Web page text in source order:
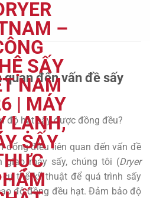
đến vấn đề sấy
độ hạt sấy được đồng đều?
đổng điều liên quan đến vấn đề
giao máy sấy, chúng tôi (Dryer
thể kỹ thuật để quá trình sấy
độ đồng đều hạt. Đảm bảo độ